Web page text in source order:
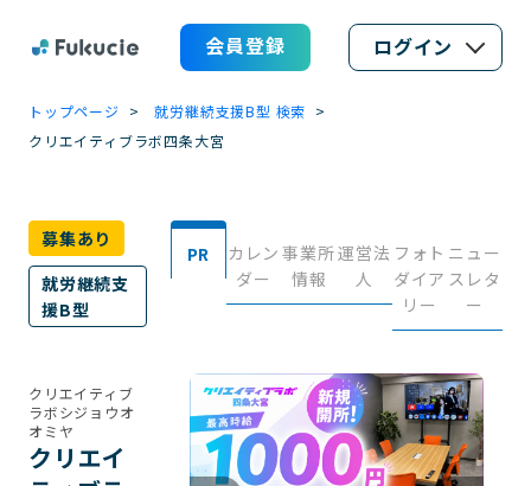
会員登録 ログイン
トップページ
就労継続支援B型 検索
クリエイティブラボ四条大宮
募集あり
就労継続支
援B型
クリエイティブ
ラボシジョウオ
オミヤ
クリエイ
PR
カレン
ダー
事業所
情報
運営法
人
フォト
ダイア
リー
ニュー
スレタ
ー